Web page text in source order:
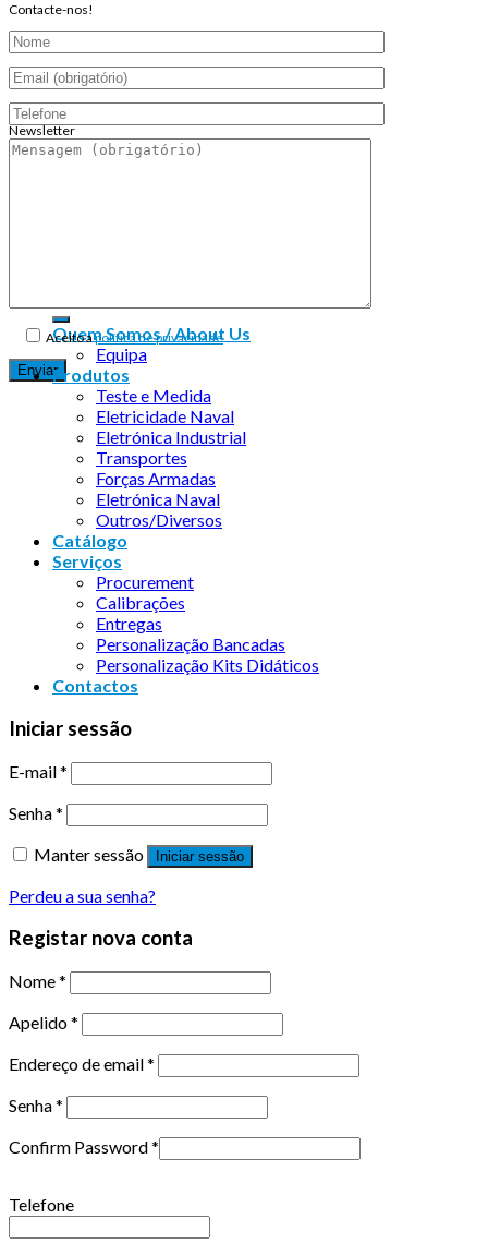
Contacte-nos!
Aceito apolítica de privacidade
Newsletter
Endereço de email:
Quem Somos / About Us
Equipa
Produtos
Teste e Medida
Eletricidade Naval
Eletrónica Industrial
Transportes
Forças Armadas
Eletrónica Naval
Outros/Diversos
Catálogo
Serviços
Procurement
Calibrações
Entregas
Personalização Bancadas
Personalização Kits Didáticos
Contactos
Iniciar sessão
E-mail*
Senha*
Manter sessão
Iniciar sessão
Perdeu a sua senha?
Registar nova conta
Nome*
Apelido*
Endereço de email*
Senha*
Confirm Password*
Telefone